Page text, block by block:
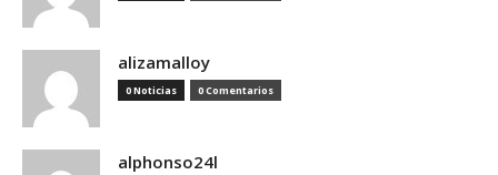
alizamalloy
0 Noticias 0 Comentarios
alphonso24l